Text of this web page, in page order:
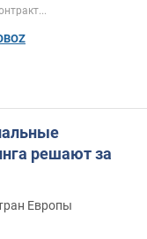
решают за
Европы